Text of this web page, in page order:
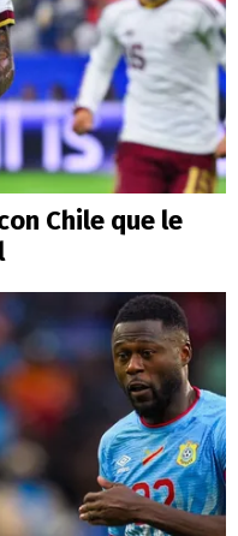
Chile que le